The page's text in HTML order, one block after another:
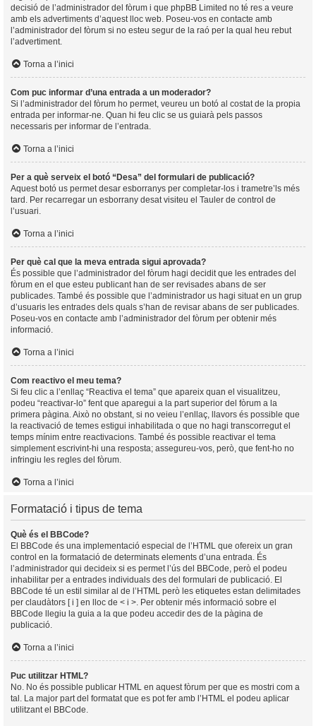
decisió de l’administrador del fòrum i que phpBB Limited no té res a veure
amb els advertiments d’aquest lloc web. Poseu-vos en contacte amb
l’administrador del fòrum si no esteu segur de la raó per la qual heu rebut
l’advertiment.
Torna a l’inici
Com puc informar d’una entrada a un moderador?
Si l’administrador del fòrum ho permet, veureu un botó al costat de la propia
entrada per informar-ne. Quan hi feu clic se us guiarà pels passos
necessaris per informar de l’entrada.
Torna a l’inici
Per a què serveix el botó “Desa” del formulari de publicació?
Aquest botó us permet desar esborranys per completar-los i trametre’ls més
tard. Per recarregar un esborrany desat visiteu el Tauler de control de
l’usuari.
Torna a l’inici
Per què cal que la meva entrada sigui aprovada?
És possible que l’administrador del fòrum hagi decidit que les entrades del
fòrum en el que esteu publicant han de ser revisades abans de ser
publicades. També és possible que l’administrador us hagi situat en un grup
d’usuaris les entrades dels quals s’han de revisar abans de ser publicades.
Poseu-vos en contacte amb l’administrador del fòrum per obtenir més
informació.
Torna a l’inici
Com reactivo el meu tema?
Si feu clic a l’enllaç “Reactiva el tema” que apareix quan el visualitzeu,
podeu “reactivar-lo” fent que aparegui a la part superior del fòrum a la
primera pàgina. Això no obstant, si no veieu l’enllaç, llavors és possible que
la reactivació de temes estigui inhabilitada o que no hagi transcorregut el
temps mínim entre reactivacions. També és possible reactivar el tema
simplement escrivint-hi una resposta; assegureu-vos, però, que fent-ho no
infringiu les regles del fòrum.
Torna a l’inici
Formatació i tipus de tema
Què és el BBCode?
El BBCode és una implementació especial de l’HTML que ofereix un gran
control en la formatació de determinats elements d’una entrada. És
l’administrador qui decideix si es permet l’ús del BBCode, però el podeu
inhabilitar per a entrades individuals des del formulari de publicació. El
BBCode té un estil similar al de l’HTML però les etiquetes estan delimitades
per claudàtors [ i ] en lloc de < i >. Per obtenir més informació sobre el
BBCode llegiu la guia a la que podeu accedir des de la pàgina de
publicació.
Torna a l’inici
Puc utilitzar HTML?
No. No és possible publicar HTML en aquest fòrum per que es mostri com a
tal. La major part del formatat que es pot fer amb l’HTML el podeu aplicar
utilitzant el BBCode.